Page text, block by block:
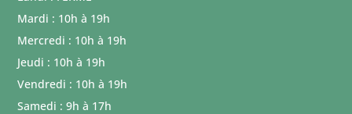
Mardi : 10h à 19h
Mercredi : 10h à 19h
Jeudi : 10h à 19h
Vendredi : 10h à 19h
Samedi : 9h à 17h